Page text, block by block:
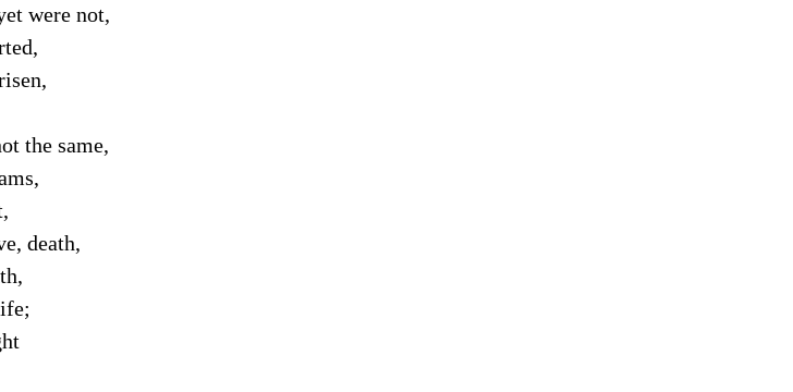
were not,
the same,
death,